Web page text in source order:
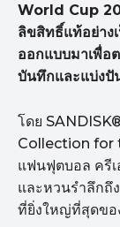
World Cup
ลิขสิทธิ์แท้อย่าง
ออกแบบมาเพื่อ
บันทึกและแบ่งปั
โดย
Collection for
แฟนฟุตบอล ครี
และหวนรำลึกถึ
ที่ยิ่งใหญ่ที่สุดขอ